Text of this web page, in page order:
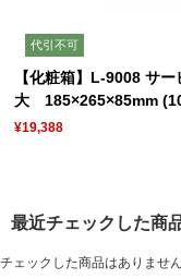
代引不可
【化粧箱】L-9008 サー
大 185×265×85mm
¥19,388
最近チェックした商
チェックした商品はありません